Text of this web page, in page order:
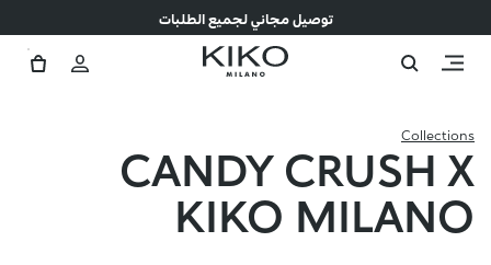
توصيل مجاني لجميع الطلبات
Collections
CANDY CRUSH X
KIKO MILANO